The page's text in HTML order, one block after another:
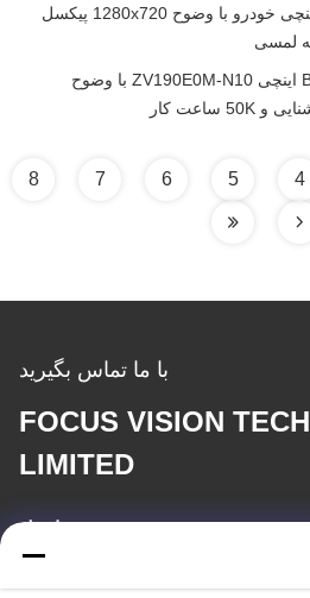
صفحه نمایش ال سی دی 9 اینچی خودرو با وضوح 1280x720 پیکسل
نمایشگر LCD صنعتی BOE 19 اینچی ZV190E0M-N10 با وضوح
4
5
6
7
8
با ما تماس بگیرید
FOCUS VISION
LIMITED
ایمیل